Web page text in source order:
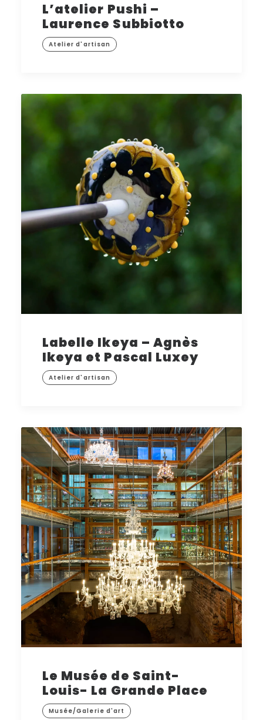
L’atelier Pushi –
Laurence Subbiotto
Atelier d'artisan
Labelle Ikeya – Agnès
Ikeya et Pascal Luxey
Atelier d'artisan
Le Musée de Saint-
Louis- La Grande Place
Musée/Galerie d'art